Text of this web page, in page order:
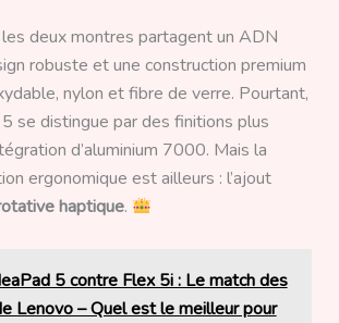
deux montres partagent un ADN
robuste et une construction premium
nylon et fibre de verre. Pourtant,
se distingue par des finitions plus
d’aluminium 7000. Mais la
ergonomique est ailleurs : l’ajout
haptique.
5 contre Flex 5i : Le match des
Lenovo – Quel est le meilleur pour